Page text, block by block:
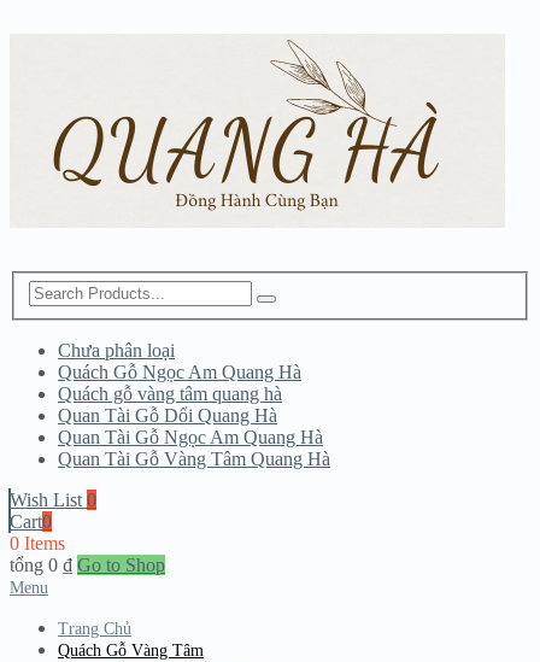
Chưa phân loại
Quách Gỗ Ngọc Am Quang Hà
Quách gỗ vàng tâm quang hà
Quan Tài Gỗ Dổi Quang Hà
Quan Tài Gỗ Ngọc Am Quang Hà
Quan Tài Gỗ Vàng Tâm Quang Hà
Wish List 0
Cart0
0 Items
tổng 0 ₫ Go to Shop
Menu
Trang Chủ
Quách Gỗ Vàng Tâm